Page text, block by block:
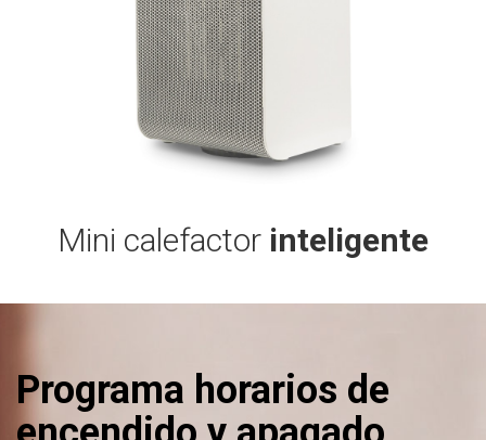
Mini calefactor inteligente
Programa horarios de